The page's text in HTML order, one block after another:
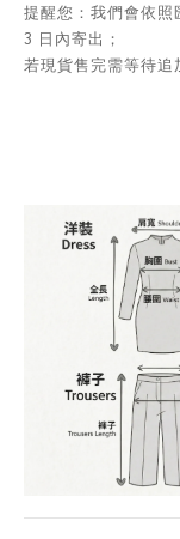
提醒您：我們會依照
3 日內寄出；
若現貨售完需等待追